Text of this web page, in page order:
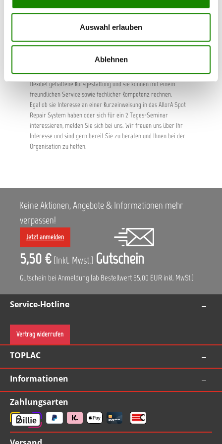
Auswahl erlauben
Ablehnen
praktische Kompetenzen im Umgang mit unserem System
das System verschaffen und sich die verschiedenen Produkte und
das Verfahren selbst erläutern lassen?
Schulung in unserem Trainingszentrum an. Wir bieten Ihnen eine
individuelle Betreuung durch Anwendungstechniker, eine inhaltlich
flexibel gehaltene Kursgestaltung und sie können mit einem
freundlichen Service sowie fachlicher Kompetenz rechnen.
Egal ob sie Interesse an einer Kurzeinweisung in das AllorA Spot
Repair System haben oder sich für ein 2 Tages-Seminar
interessieren, melden Sie sich bei uns. Wir freuen uns über Ihr
Interesse und sind gern bereit Sie zu beraten und Ihnen bei der
Organisation zu helfen.
Keine Aktionen, Angebote & Informationen mehr
verpassen!
Jetzt anmelden
5,50 € (Inkl. Mwst.) Gutschein
Gutschein bei Anmeldung (ab Bestellwert 55,00 EUR inkl. MwSt.)
Service-Hotline
Vertrag widerrufen
TOPLAC
Informationen
Zahlungsarten